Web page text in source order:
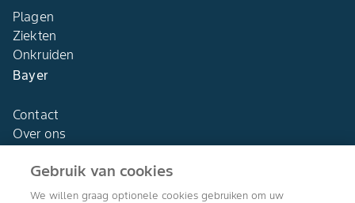
Plagen
Ziekten
Onkruiden
Bayer
Contact
Over ons
Gebruik van cookies
We willen graag optionele cookies gebruiken om uw